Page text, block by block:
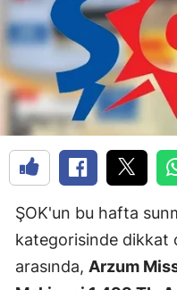
ŞOK'un bu hafta
kategorisinde dikkat
arasında, Arzum